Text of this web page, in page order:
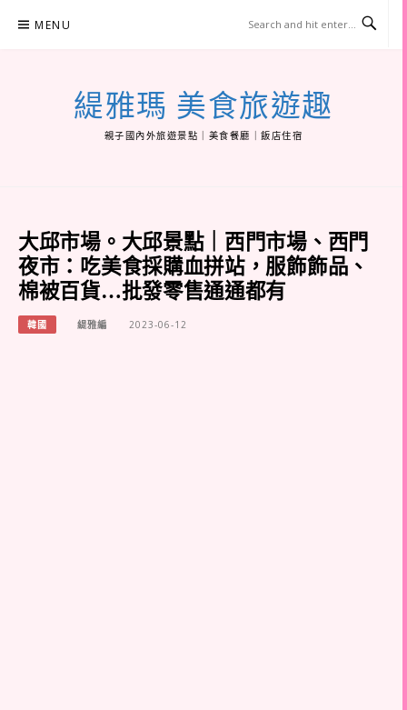
MENU
緹雅瑪 美食旅遊趣
親子國內外旅遊景點｜美食餐廳｜飯店住宿
大邱市場。大邱景點｜西門市場、西門
夜市：吃美食採購血拼站，服飾飾品、
棉被百貨…批發零售通通都有
韓國 緹雅編 2023-06-12